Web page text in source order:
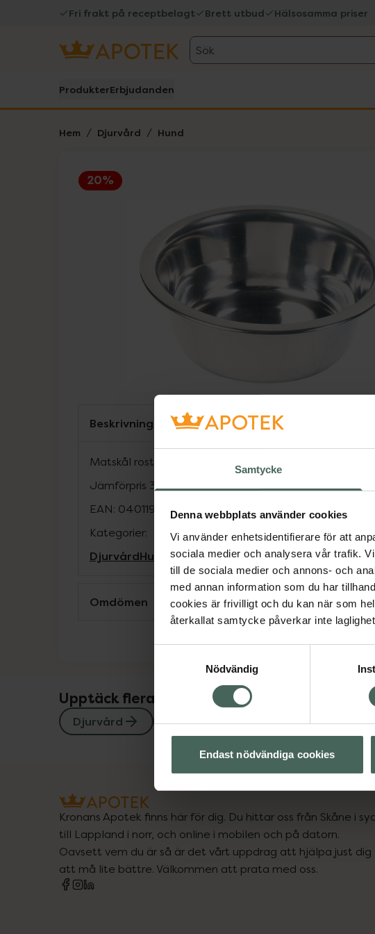
Samtycke
Denna webbplats använder cookies
Vi använder enhetsidentifierare för att
sociala medier och analysera vår trafik.
till de sociala medier och annons- och
med annan information som du har
cookies är frivilligt och du kan när som
återkallat samtycke påverkar inte
Nödvändig
Endast nödvändiga cookies
Fri frakt på receptbelagt Brett utbud Hälsosamma priser
Sök
ProdukterErbjudanden
Hem Djurvård Hund
20%
Lista: . Innehåller 1 objekt.
Beskrivning
Matskål rostfri. Rymmer 0,45 liter/13 cm diameter
Jämförpris 35 kr
EAN: 04011905248417
Kategorier:
DjurvårdHund Katt
Omdömen
Upptäck flera produkter inom
Djurvård Hund Katt
Kronans Apotek finns här för dig. Du hittar oss från Skåne i
till Lappland i norr, och online i mobilen och på datorn.
Oavsett vem du är så är det vårt uppdrag att hjälpa just dig
att må lite bättre. Välkommen att prata med oss.